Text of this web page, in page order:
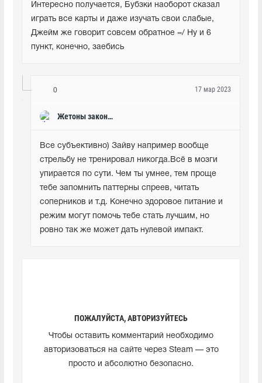
Интересно получается, Бубзки наоборот сказал
играть все карты и даже изучать свои слабые,
Джейм же говорит совсем обратное =/ Ну и 6
пункт, конечно, заебись
0
Жетоны закончили
17 мар 2023
Все субъективно) Зайву например вообще
стрельбу не тренировал никогда.Всё в мозги
упирается по сути. Чем ты умнее, тем проще
тебе запомнить паттерны спреев, читать
соперников и т.д. Конечно здоровое питание и
режим могут помочь тебе стать лучшим, но
ровно так же может дать нулевой импакт.
ПОЖАЛУЙСТА, АВТОРИЗУЙТЕСЬ
Чтобы оставить комментарий необходимо
авторизоваться на сайте через Steam — это
просто и абсолютно безопасно.